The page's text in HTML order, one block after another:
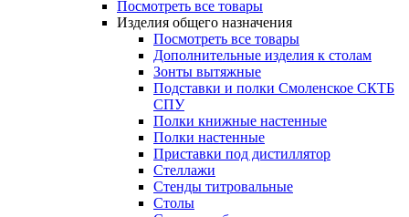
Посмотреть все товары
Изделия общего назначения
Посмотреть все товары
Дополнительные изделия к столам
Зонты вытяжные
Подставки и полки Смоленское СКТБ
СПУ
Полки книжные настенные
Полки настенные
Приставки под дистиллятор
Стеллажи
Стенды титровальные
Столы